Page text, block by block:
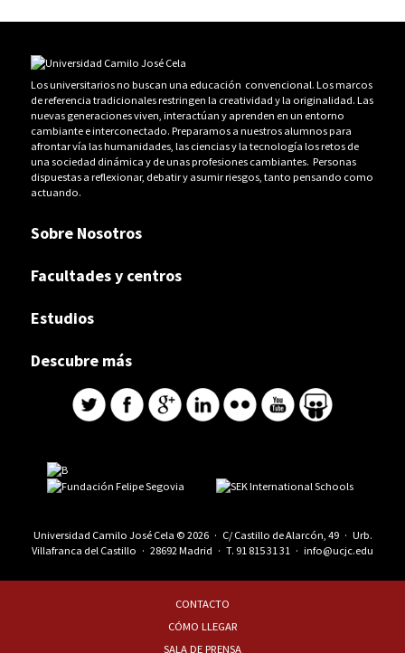
Los universitarios no buscan una educación convencional. Los marcos
de referencia tradicionales restringen la creatividad y la originalidad. Las
nuevas generaciones viven, interactúan y aprenden en un entorno
cambiante e interconectado. Preparamos a nuestros alumnos para
afrontar vía las humanidades, las ciencias y la tecnología los retos de
una sociedad dinámica y de unas profesiones cambiantes. Personas
dispuestas a reflexionar, debatir y asumir riesgos, tanto pensando como
actuando.
Sobre Nosotros
Facultades y centros
Estudios
Descubre más
Universidad Camilo José Cela © 2026 · C/ Castillo de Alarcón, 49 · Urb.
Villafranca del Castillo · 28692 Madrid · T. 91 815 31 31 · info@ucjc.edu
CONTACTO
CÓMO LLEGAR
SALA DE PRENSA